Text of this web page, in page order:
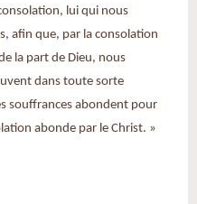
lui qui nous
afin que, par la consolation
la part de Dieu, nous
dans toute sorte
souffrances abondent pour
abonde par le Christ. »